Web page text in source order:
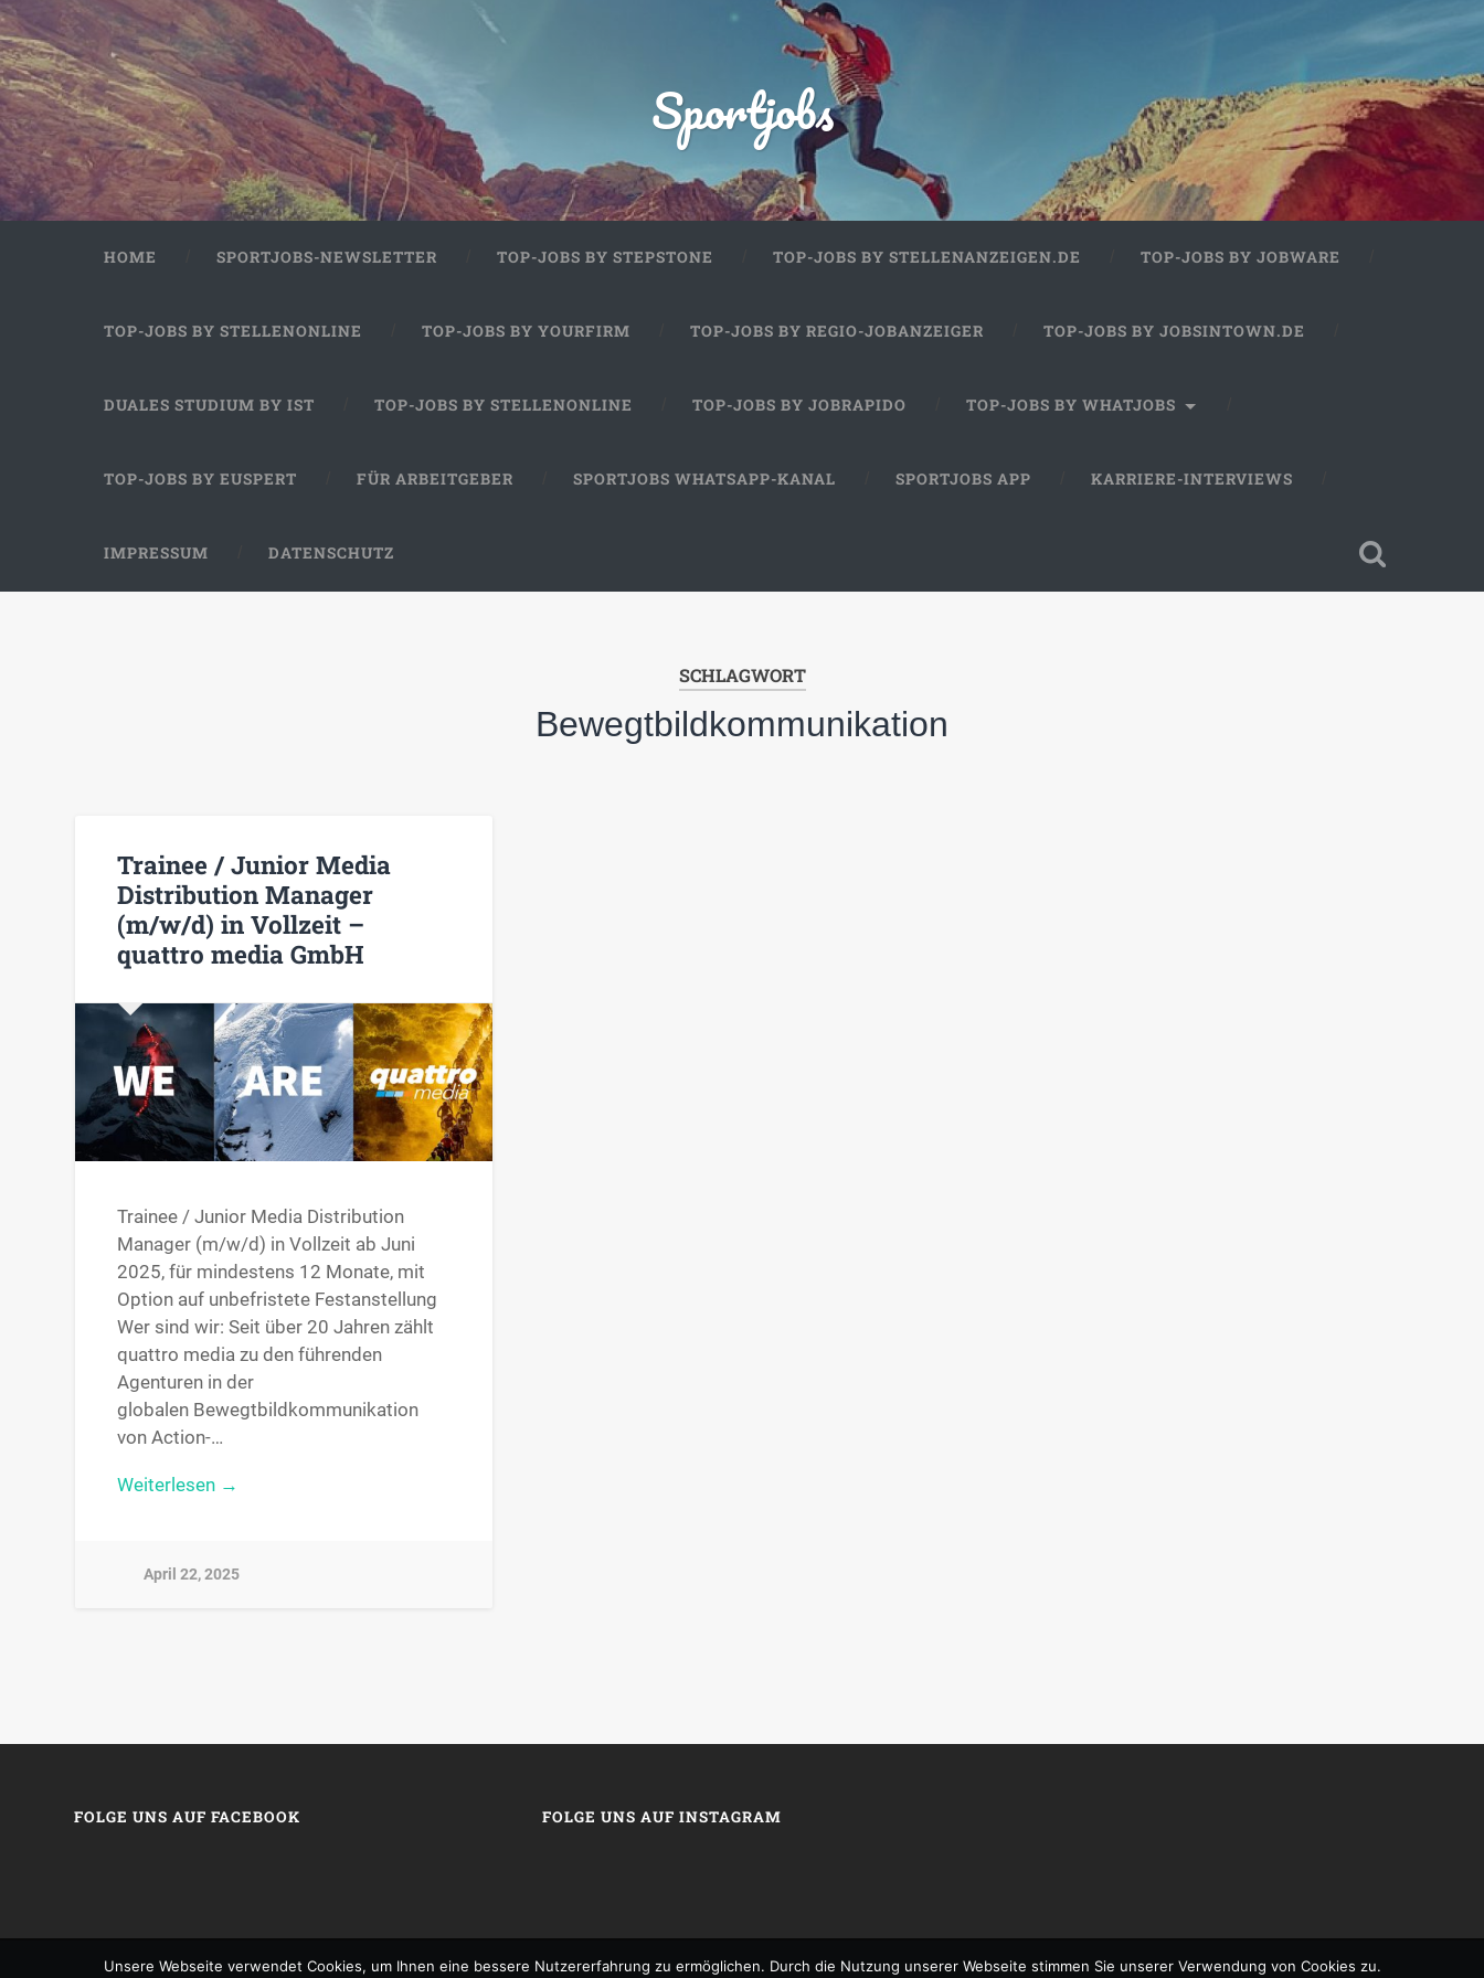
Sportjobs
HOME SPORTJOBS-NEWSLETTER TOP-JOBS BY STEPSTONE TOP-JOBS BY STELLENANZEIGEN.DE TOP-JOBS BY JOBWARE
TOP-JOBS BY STELLENONLINE TOP-JOBS BY YOURFIRM TOP-JOBS BY REGIO-JOBANZEIGER TOP-JOBS BY JOBSINTOWN.DE
DUALES STUDIUM BY IST TOP-JOBS BY STELLENONLINE TOP-JOBS BY JOBRAPIDO TOP-JOBS BY WHATJOBS
TOP-JOBS BY EUSPERT FÜR ARBEITGEBER SPORTJOBS WHATSAPP-KANAL SPORTJOBS APP KARRIERE-INTERVIEWS
IMPRESSUM DATENSCHUTZ
SCHLAGWORT
Bewegtbildkommunikation
Trainee / Junior Media
Distribution Manager
(m/w/d) in Vollzeit –
quattro media GmbH
Trainee / Junior Media Distribution
Manager (m/w/d) in Vollzeit ab Juni
2025, für mindestens 12 Monate, mit
Option auf unbefristete Festanstellung
Wer sind wir: Seit über 20 Jahren zählt
quattro media zu den führenden
Agenturen in der
globalen Bewegtbildkommunikation
von Action-…
Weiterlesen →
April 22, 2025
FOLGE UNS AUF FACEBOOK FOLGE UNS AUF INSTAGRAM
Unsere Webseite verwendet Cookies, um Ihnen eine bessere Nutzererfahrung zu ermöglichen. Durch die Nutzung unserer Webseite stimmen Sie unserer Verwendung von Cookies zu.